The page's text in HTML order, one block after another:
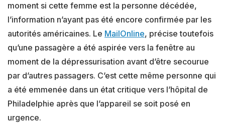
moment si cette femme est la personne décédée,
l’information n’ayant pas été encore confirmée par les
autorités américaines. Le MailOnline, précise toutefois
qu’une passagère a été aspirée vers la fenêtre au
moment de la dépressurisation avant d’être secourue
par d’autres passagers. C’est cette même personne qui
a été emmenée dans un état critique vers l’hôpital de
Philadelphie après que l’appareil se soit posé en
urgence.